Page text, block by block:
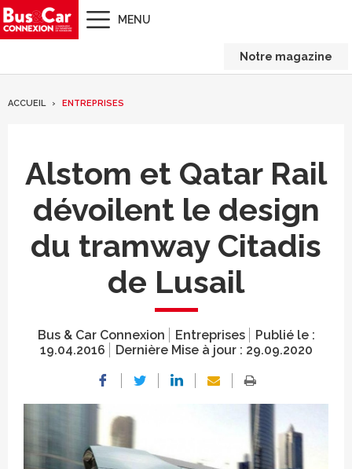
MENU
Notre magazine
ACCUEIL ENTREPRISES
Alstom et Qatar Rail
dévoilent le design
du tramway Citadis
de Lusail
Bus & Car Connexion Entreprises
Publié le :
19.04.2016
Dernière Mise à jour : 29.09.2020